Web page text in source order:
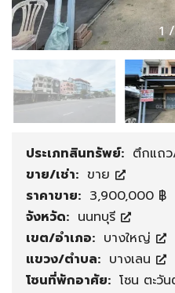
1
ประเภทสินทรัพย์: ตึกแถ
ขาย/เช่า: ขาย
ราคาขาย: 3,900,000 ฿
จังหวัด: นนทบุรี
เขต/อำเภอ: บางใหญ่
แขวง/ตำบล: บางเลน
โซนที่พักอาศัย: โซน ตะวั